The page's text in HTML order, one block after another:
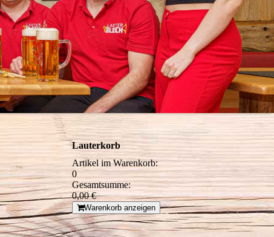
Lauterkorb
Artikel im Warenkorb:
0
Gesamtsumme:
0,00 €
Warenkorb anzeigen